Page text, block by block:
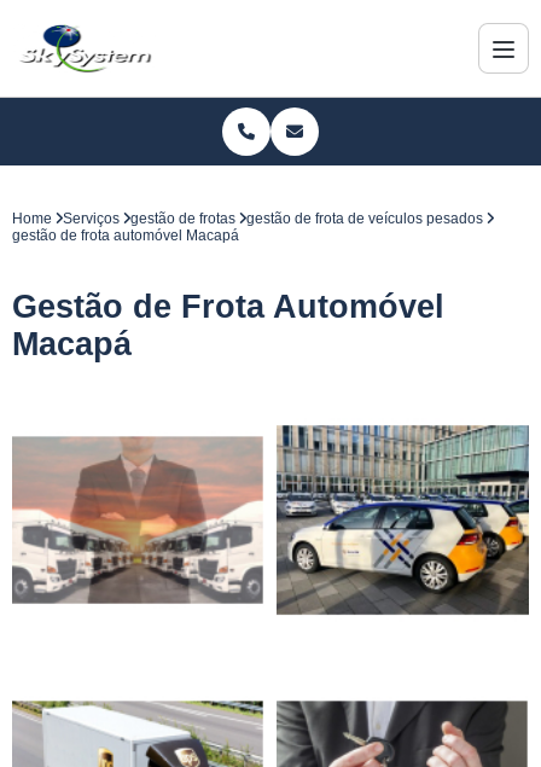
Home Serviços gestão de frotas
gestão de frota de veículos pesados
gestão de frota automóvel Macapá
Gestão de Frota Automóvel
Macapá